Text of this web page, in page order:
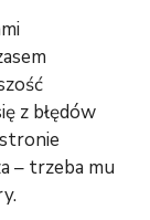
z błędów
– trzeba mu